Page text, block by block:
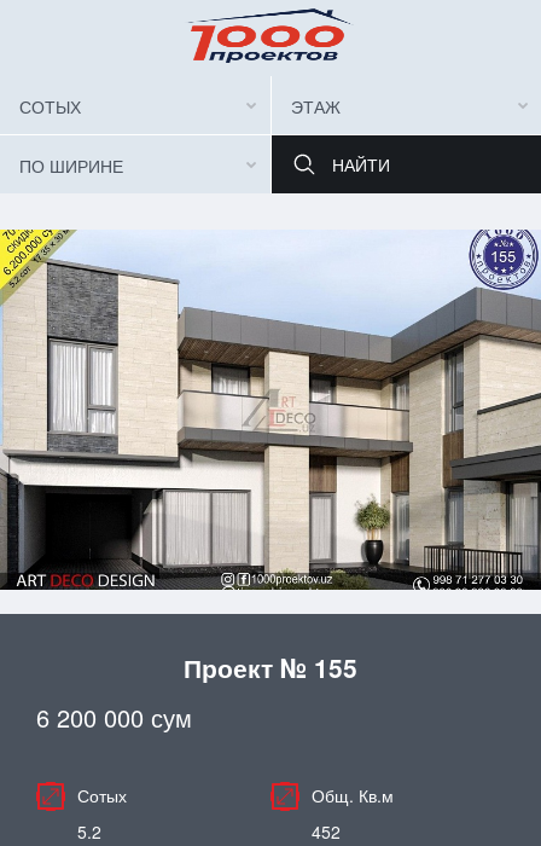
СОТЫХ ЭТАЖ
ПО ШИРИНЕ
Проект № 155
6 200 000 сум
Сотых
5.2
Общ. Кв.м
452